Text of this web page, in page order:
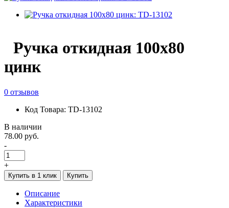
Ручка откидная 100х80
цинк
0 отзывов
Код Товара: TD-13102
В наличии
78.00 руб.
-
+
Купить в 1 клик Купить
Описание
Характеристики